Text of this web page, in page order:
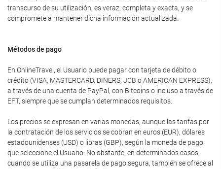
transcurso de su utilización, es veraz, completa y exacta, y se
compromete a mantener dicha información actualizada.
Métodos de pago
En OnlineTravel, el Usuario puede pagar con tarjeta de débito o
crédito (VISA, MASTERCARD, DINERS, JCB o AMERICAN EXPRESS),
a través de una cuenta de PayPal, con Bitcoins o incluso a través de
EFT, siempre que se cumplan determinados requisitos.
Los precios se expresan en varias monedas, aunque las tarifas por
la contratación de los servicios se cobran en euros (EUR), dólares
estadounidenses (USD) o libras (GBP), según la moneda de pago
que seleccione el Usuario. No obstante, en determinados casos,
cuando se utiliza una pasarela de pago segura, también se ofrece al